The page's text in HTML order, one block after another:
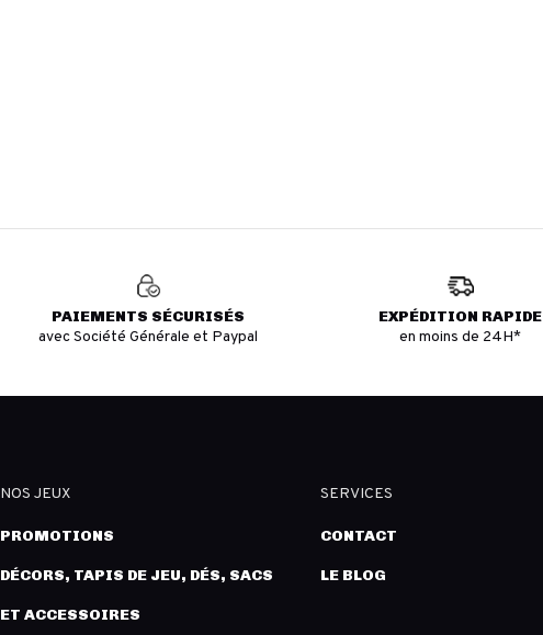
PAIEMENTS SÉCURISÉS
avec Société Générale et Paypal
EXPÉDITION RAPIDE
en moins de 24H*
NOS JEUX
PROMOTIONS
DÉCORS, TAPIS DE JEU, DÉS, SACS
ET ACCESSOIRES
SERVICES
CONTACT
LE BLOG